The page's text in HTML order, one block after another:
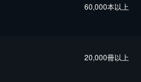
60,000本以上
20,000冊以上